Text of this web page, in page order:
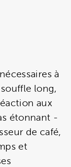
à
long,
aux
étonnant -
de café,
et